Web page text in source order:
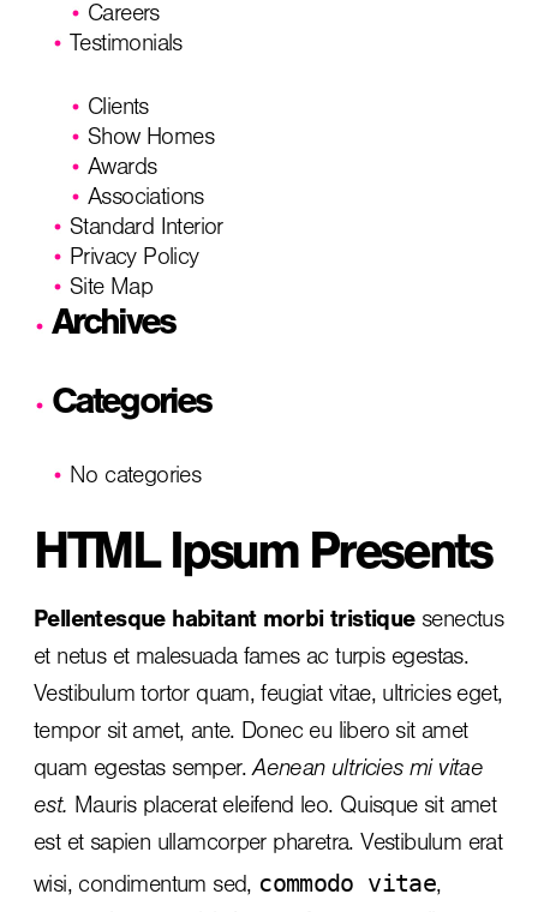
Careers
Testimonials
Clients
Show Homes
Awards
Associations
Standard Interior
Privacy Policy
Site Map
Archives
Categories
No categories
HTML Ipsum Presents
Pellentesque habitant morbi tristiquesenectus
et netus et malesuada fames ac turpis egestas.
Vestibulum tortor quam, feugiat vitae, ultricies eget,
tempor sit amet, ante. Donec eu libero sit amet
quam egestas semper.Aenean ultricies mi vitae
est. Mauris placerat eleifend leo. Quisque sit amet
est et sapien ullamcorper pharetra. Vestibulum erat
wisi, condimentum sed, commodo vitae,